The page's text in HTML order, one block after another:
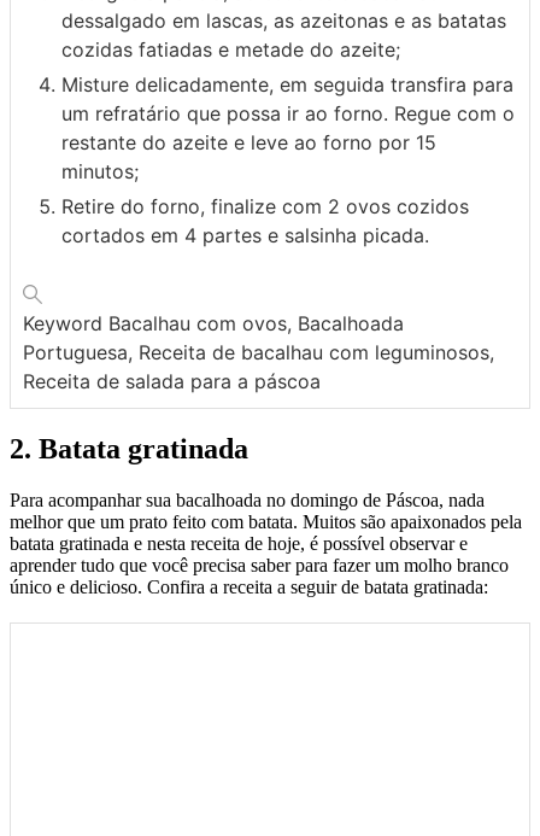
dessalgado em lascas, as azeitonas e as batatas
cozidas fatiadas e metade do azeite;
Misture delicadamente, em seguida transfira para
um refratário que possa ir ao forno. Regue com o
restante do azeite e leve ao forno por 15
minutos;
Retire do forno, finalize com 2 ovos cozidos
cortados em 4 partes e salsinha picada.
Keyword Bacalhau com ovos, Bacalhoada
Portuguesa, Receita de bacalhau com leguminosos,
Receita de salada para a páscoa
2. Batata gratinada
Para acompanhar sua bacalhoada no domingo de Páscoa, nada
melhor que um prato feito com batata. Muitos são apaixonados pela
batata gratinada e nesta receita de hoje, é possível observar e
aprender tudo que você precisa saber para fazer um molho branco
único e delicioso. Confira a receita a seguir de batata gratinada: